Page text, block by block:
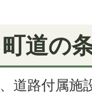
道の
道路付属施